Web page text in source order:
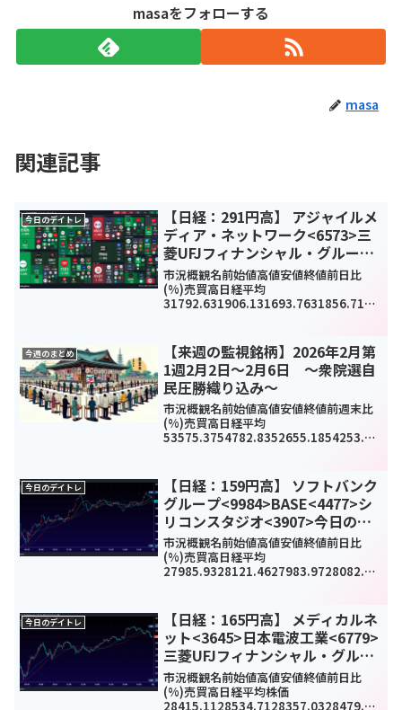
masaをフォローする
masa
関連記事
今日のデイトレ
【日経：291円高】 アジャイルメ
ディア・ネットワーク<6573>三
菱UFJフィナンシャル・グループ
<8306>ソフトバンクグループ
<9984>今日のデイトレ8月22日
市況概観名前始値高値安値終値前日比
(%)売買高日経平均
31792.631906.131693.7631856.7129
124.22(1.08%)1147...
今週のまとめ
【来週の監視銘柄】2026年2月第
1週2月2日～2月6日 ～衆院選自
民圧勝織り込み～
市況概観名前始値高値安値終値前週末比
(%)売買高日経平均
53575.3754782.8352655.1854253.68
今日のデイトレ
【日経：159円高】 ソフトバンク
グループ<9984>BASE<4477>シ
リコンスタジオ<3907>今日のデ
イトレ4月12日
市況概観名前始値高値安値終値前日比
(%)売買高日経平均
27985.9328121.4627983.9728082.71
215.07(0.76%)103...
今日のデイトレ
【日経：165円高】 メディカルネ
ット<3645>日本電波工業<6779>
三菱UFJフィナンシャル・グルー
プ<8306>今日のデイトレ8月25日
市況概観名前始値高値安値終値前日比
(%)売買高日経平均株価
28415.1128534.7128357.0328479.01